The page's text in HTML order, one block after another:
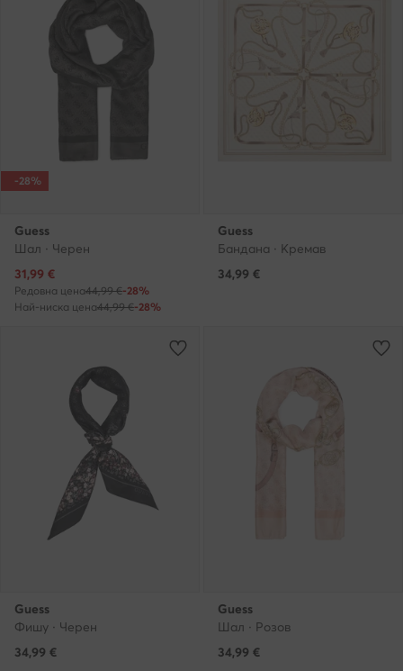
-28%
Guess
Шал · Черен
Актуална цена
31,99 €
Редовна цена44,99 €-28%
Най-ниска цена44,99 €-28%
Guess
Бандана · Кремав
34,99 €
Guess
Фишу · Черен
34,99 €
Guess
Шал · Розов
34,99 €